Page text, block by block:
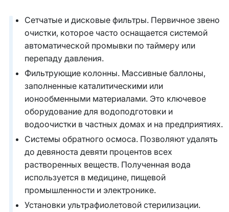
Сетчатые и дисковые фильтры. Первичное звено
очистки, которое часто оснащается системой
автоматической промывки по таймеру или
перепаду давления.
Фильтрующие колонны. Массивные баллоны,
заполненные каталитическими или
ионообменными материалами. Это ключевое
оборудование для водоподготовки и
водоочистки в частных домах и на предприятиях.
Системы обратного осмоса. Позволяют удалять
до девяноста девяти процентов всех
растворенных веществ. Полученная вода
используется в медицине, пищевой
промышленности и электронике.
Установки ультрафиолетовой стерилизации.